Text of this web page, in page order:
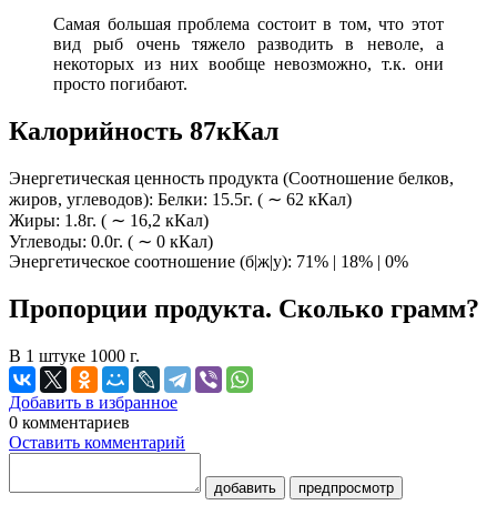
Самая большая проблема состоит в том, что этот
вид рыб очень тяжело разводить в неволе, а
некоторых из них вообще невозможно, т.к. они
просто погибают.
Калорийность 87кКал
Энергетическая ценность продукта (Соотношение белков,
жиров, углеводов): Белки: 15.5г. ( ∼ 62 кКал)
Жиры: 1.8г. ( ∼ 16,2 кКал)
Углеводы: 0.0г. ( ∼ 0 кКал)
Энергетическое соотношение (б|ж|у): 71% | 18% | 0%
Пропорции продукта. Сколько грамм?
В 1 штуке 1000 г.
Добавить в избранное
0 комментариев
Оставить комментарий
добавить предпросмотр